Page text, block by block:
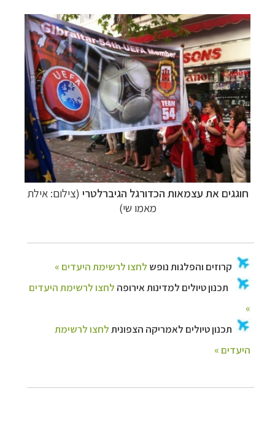
חוגגים את עצמאות הכדורגל הגיברלטרי (צילום: אילת
מאמו שי)